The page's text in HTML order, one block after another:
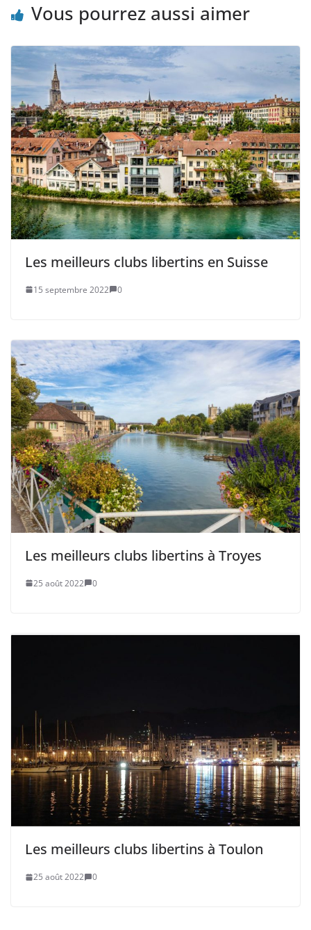
Vous pourrez aussi aimer
Les meilleurs clubs libertins en Suisse
15 septembre 2022 0
Les meilleurs clubs libertins à Troyes
25 août 2022 0
Les meilleurs clubs libertins à Toulon
25 août 2022 0